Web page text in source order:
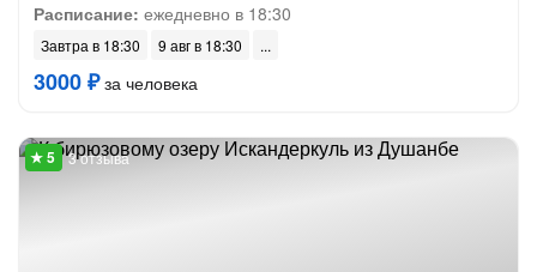
Расписание: ежедневно в 18:30
Завтра в 18:30 9 авг в 18:30
3000 ₽за человека
3 отзыва